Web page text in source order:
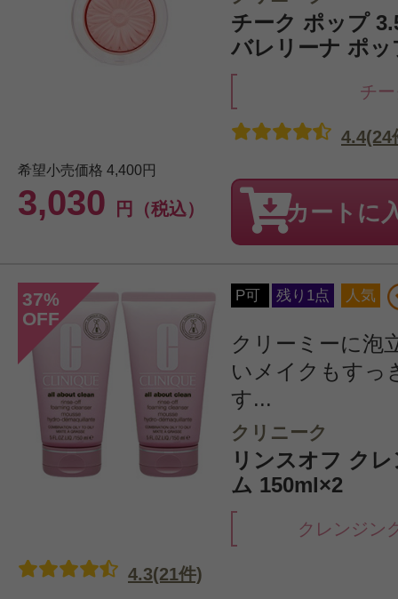
チーク ポップ
バレリーナ ポッ
チ
希望小売価格 4,400円
3,030 円（税込）
4.4(24
カートに
37%
OFF
P可 残り1点 人気
クリーミーに泡
いメイクもすっ
す...
クリニーク
リンスオフ ク
ム 150ml×2
クレンジン
4.3(21件)